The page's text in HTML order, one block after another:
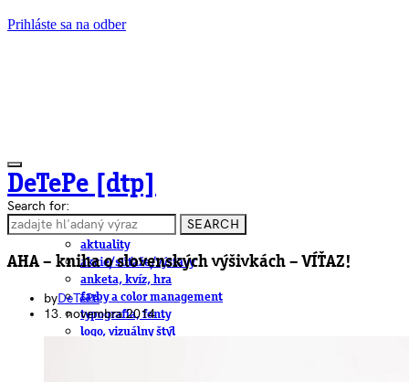
Prihláste sa na odber
DeTePe [dtp]
ČLÁNKY
aktuality
akcie/súťaže/výstavy
anketa, kvíz, hra
farby a color management
typografia, fonty
logo, vizuálny štýl
Search for:
SEARCH
AHA – kniha o slovenských výšivkách – VÍŤAZ!
byDeTePe
13. novembra 2014